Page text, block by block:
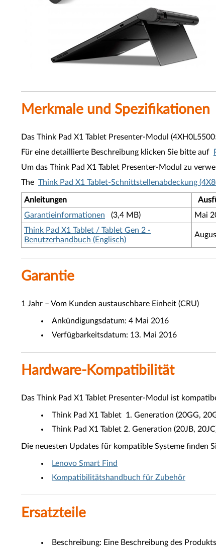
Merkmale und Spezifikationen
Das Think Pad X1 Tablet Presenter-Modul
Für eine detaillierte Beschreibung klicken Sie bitte auf
Um das Think Pad X1 Tablet Presenter-Modul zu
The Think Pad X1 Tablet-Schnittstellenabdeckung
Anleitungen
Garantieinformationen (3,4 MB) Mai
Think Pad X1 Tablet / Tablet Gen 2 -
Benutzerhandbuch (Englisch)
Garantie
1 Jahr – Vom Kunden austauschbare Einheit (CRU)
Ankündigungsdatum: 4 Mai 2016
Verfügbarkeitsdatum: 13. Mai 2016
Hardware-Kompatibilität
Das Think Pad X1 Tablet Presenter-Modul ist
Think Pad X1 Tablet 1. Generation (20GG,
Think Pad X1 Tablet 2. Generation (20JB,
Die neuesten Updates für kompatible Systeme finden
Lenovo Smart Find
Kompatibilitätshandbuch für Zubehör
Ersatzteile
Beschreibung: Eine Beschreibung des